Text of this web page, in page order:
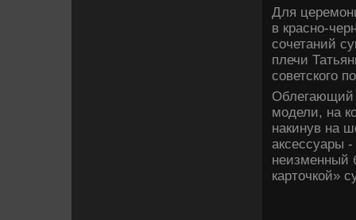
Для
в красно-
сочетаний
плечи
сове­тского
Облегающий
моде­ли, на
накинув на
аксессуары -
неизменный
карточкой»